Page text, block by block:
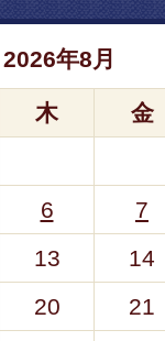
2026年8月
木 金
6
7
13
14
20
21